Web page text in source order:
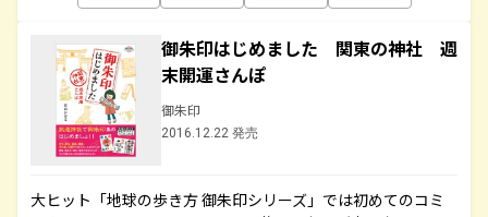
御朱印はじめました 関東の神社 週
末開運さんぽ
御朱印
2016.12.22 発売
大ヒット「地球の歩き方 御朱印シリーズ」では初めてのコミ